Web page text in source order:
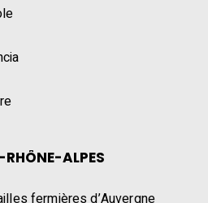
RHÔNE-ALPES
fermières d’Auvergne